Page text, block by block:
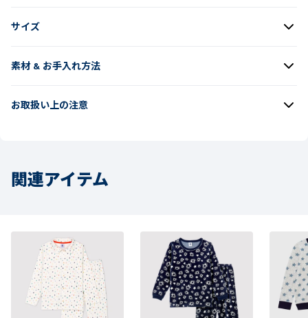
サイズ
素材 & お手入れ方法
お取扱い上の注意
関連アイテム